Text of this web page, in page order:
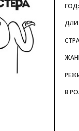
ГОД:
В